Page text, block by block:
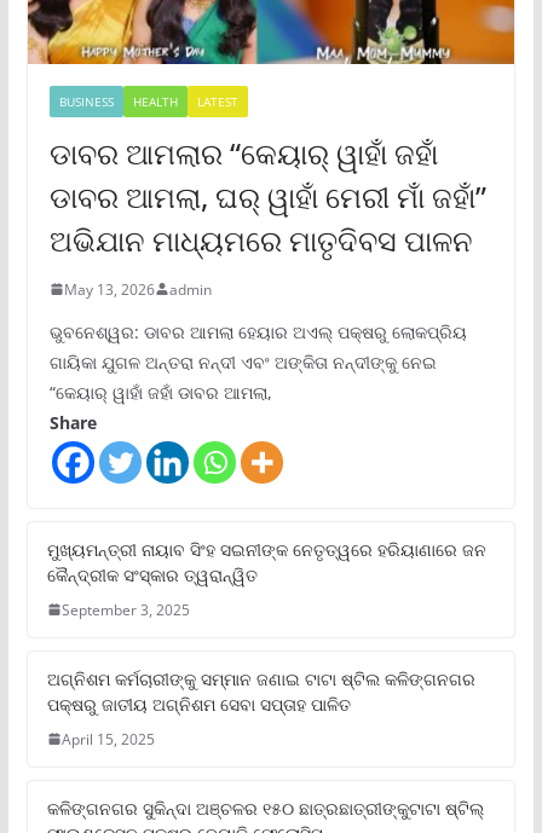
BUSINESS HEALTH LATEST
ଡାବର ଆମଲାର “କେୟାର୍ ୱାହାଁ ଜହାଁ
ଡାବର ଆମଲା, ଘର୍ ୱାହାଁ ମେରୀ ମାଁ ଜହାଁ”
ଅଭିଯାନ ମାଧ୍ୟମରେ ମାତୃଦିବସ ପାଳନ
May 13, 2026 admin
ଭୁବନେଶ୍ୱର: ଡାବର ଆମଲା ହେୟାର ଅଏଲ୍ ପକ୍ଷରୁ ଲୋକପ୍ରିୟ
ଗାୟିକା ଯୁଗଳ ଅନ୍ତରା ନନ୍ଦୀ ଏବଂ ଅଙ୍କିତା ନନ୍ଦୀଙ୍କୁ ନେଇ
“କେୟାର୍ ୱାହାଁ ଜହାଁ ଡାବର ଆମଲା,
Share
ମୁଖ୍ୟମନ୍ତ୍ରୀ ନାୟାବ ସିଂହ ସଇନୀଙ୍କ ନେତୃତ୍ୱରେ ହରିୟାଣାରେ ଜନ
କୈନ୍ଦ୍ରୀକ ସଂସ୍କାର ତ୍ୱରାନ୍ୱିତ
September 3, 2025
ଅଗ୍ନିଶମ କର୍ମଚାରୀଙ୍କୁ ସମ୍ମାନ ଜଣାଇ ଟାଟା ଷ୍ଟିଲ କଳିଙ୍ଗନଗର
ପକ୍ଷରୁ ଜାତୀୟ ଅଗ୍ନିଶମ ସେବା ସପ୍ତାହ ପାଳିତ
April 15, 2025
କଳିଙ୍ଗନଗର ସୁକିନ୍ଦା ଅଞ୍ଚଳର ୧୫୦ ଛାତ୍ରଛାତ୍ରୀଙ୍କୁଟାଟା ଷ୍ଟିଲ୍